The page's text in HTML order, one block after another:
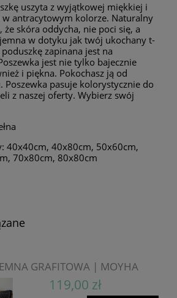
uszyta z wyjątkowej miękkiej i
antracytowym kolorze. Naturalny
że skóra oddycha, nie poci się, a
w dotyku jak twój ukochany t-
zapinana jest na
jest nie tylko bajecznie
i piękna. Pokochasz ją od
Poszewka pasuje kolorystycznie do
z naszej oferty. Wybierz swój
40x40cm, 40x80cm, 50x60cm,
70x80cm, 80x80cm
GRAFITOWA | MOYHA
119,00 zł